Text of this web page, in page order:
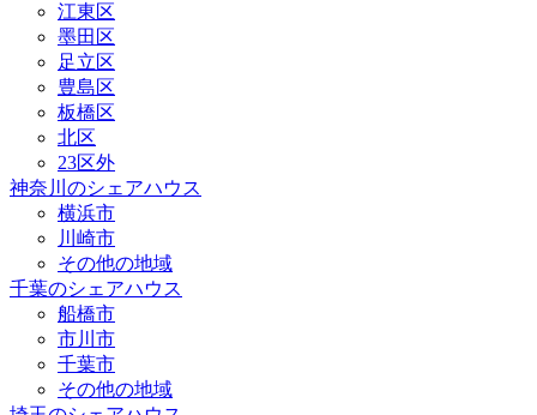
江東区
墨田区
足立区
豊島区
板橋区
北区
23区外
神奈川のシェアハウス
横浜市
川崎市
その他の地域
千葉のシェアハウス
船橋市
市川市
千葉市
その他の地域